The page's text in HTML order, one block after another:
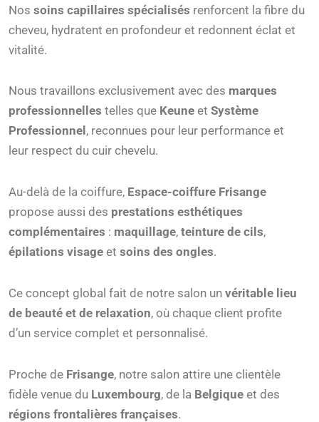
Nos soins capillaires spécialisés renforcent la fibre du
cheveu, hydratent en profondeur et redonnent éclat et
vitalité.
Nous travaillons exclusivement avec des marques
professionnelles telles que Keune et Système
Professionnel , reconnues pour leur performance et
leur respect du cuir chevelu.
Au-delà de la coiffure, Espace-coiffure Frisange
propose aussi des prestations esthétiques
complémentaires : maquillage, teinture de cils,
épilations visage et soins des ongles.
Ce concept global fait de notre salon un véritable lieu
de beauté et de relaxation, où chaque client profite
d’un service complet et personnalisé.
Proche de Frisange, notre salon attire une clientèle
fidèle venue du Luxembourg, de la Belgique et des
régions frontalières françaises.